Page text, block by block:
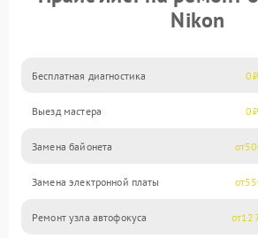
Nikon
Бесплатная диагностика 0
Выезд мастера 0
Замена байонета
Замена электронной платы
Ремонт узла автофокуса